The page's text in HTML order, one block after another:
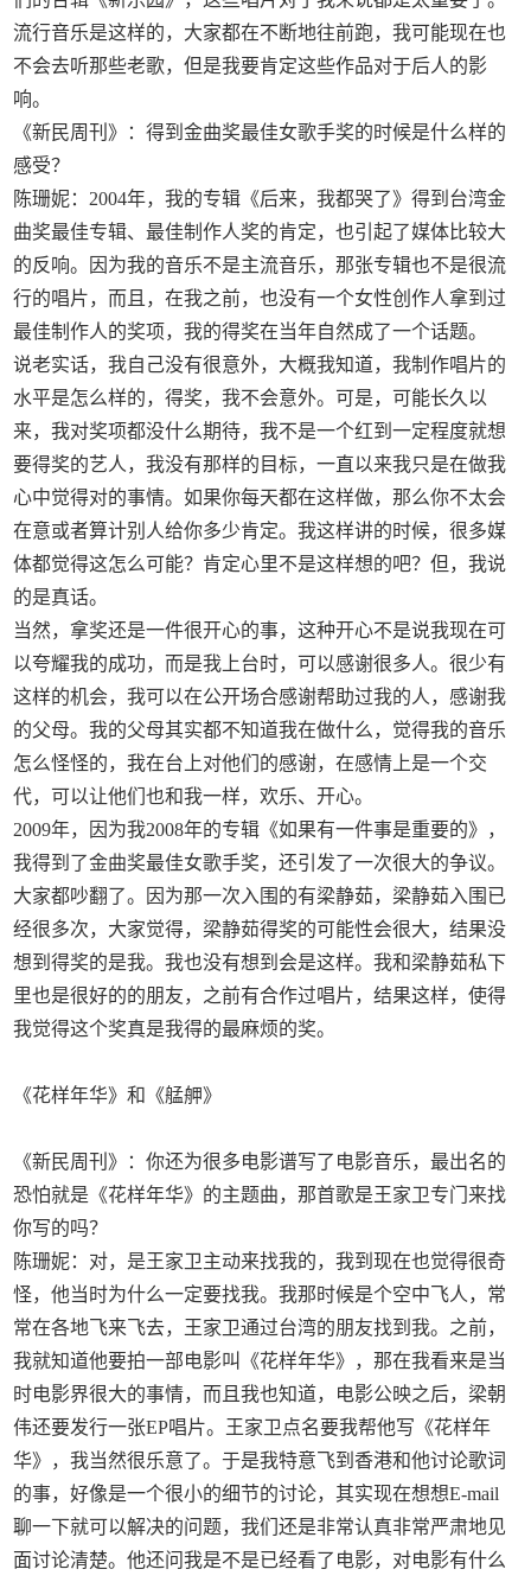
流行音乐是这样的，大家都在不断地往前跑，我可能现在也
不会去听那些老歌，但是我要肯定这些作品对于后人的影
响。
《新民周刊》：得到金曲奖最佳女歌手奖的时候是什么样的
感受？
陈珊妮：2004年，我的专辑《后来，我都哭了》得到台湾金
曲奖最佳专辑、最佳制作人奖的肯定，也引起了媒体比较大
的反响。因为我的音乐不是主流音乐，那张专辑也不是很流
行的唱片，而且，在我之前，也没有一个女性创作人拿到过
最佳制作人的奖项，我的得奖在当年自然成了一个话题。
说老实话，我自己没有很意外，大概我知道，我制作唱片的
水平是怎么样的，得奖，我不会意外。可是，可能长久以
来，我对奖项都没什么期待，我不是一个红到一定程度就想
要得奖的艺人，我没有那样的目标，一直以来我只是在做我
心中觉得对的事情。如果你每天都在这样做，那么你不太会
在意或者算计别人给你多少肯定。我这样讲的时候，很多媒
体都觉得这怎么可能？肯定心里不是这样想的吧？但，我说
的是真话。
当然，拿奖还是一件很开心的事，这种开心不是说我现在可
以夸耀我的成功，而是我上台时，可以感谢很多人。很少有
这样的机会，我可以在公开场合感谢帮助过我的人，感谢我
的父母。我的父母其实都不知道我在做什么，觉得我的音乐
怎么怪怪的，我在台上对他们的感谢，在感情上是一个交
代，可以让他们也和我一样，欢乐、开心。
2009年，因为我2008年的专辑《如果有一件事是重要的》，
我得到了金曲奖最佳女歌手奖，还引发了一次很大的争议。
大家都吵翻了。因为那一次入围的有梁静茹，梁静茹入围已
经很多次，大家觉得，梁静茹得奖的可能性会很大，结果没
想到得奖的是我。我也没有想到会是这样。我和梁静茹私下
里也是很好的的朋友，之前有合作过唱片，结果这样，使得
我觉得这个奖真是我得的最麻烦的奖。
《花样年华》和《艋舺》
《新民周刊》：你还为很多电影谱写了电影音乐，最出名的
恐怕就是《花样年华》的主题曲，那首歌是王家卫专门来找
你写的吗？
陈珊妮：对，是王家卫主动来找我的，我到现在也觉得很奇
怪，他当时为什么一定要找我。我那时候是个空中飞人，常
常在各地飞来飞去，王家卫通过台湾的朋友找到我。之前，
我就知道他要拍一部电影叫《花样年华》，那在我看来是当
时电影界很大的事情，而且我也知道，电影公映之后，梁朝
伟还要发行一张EP唱片。王家卫点名要我帮他写《花样年
华》，我当然很乐意了。于是我特意飞到香港和他讨论歌词
的事，好像是一个很小的细节的讨论，其实现在想想E-mail
聊一下就可以解决的问题，我们还是非常认真非常严肃地见
面讨论清楚。他还问我是不是已经看了电影，对电影有什么